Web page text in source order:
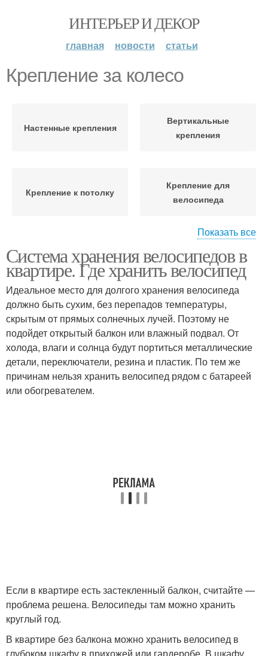
ИНТЕРЬЕР И ДЕКОР
главная новости статьи
Крепление за колесо
Настенные крепления
Вертикальные
крепления
Крепление к потолку
Крепление для
велосипеда
хранения
Потолочное крепление
Показать все
Система хранения велосипедов в
квартире. Где хранить велосипед
Идеальное место для долгого хранения велосипеда
должно быть сухим, без перепадов температуры,
скрытым от прямых солнечных лучей. Поэтому не
подойдет открытый балкон или влажный подвал. От
холода, влаги и солнца будут портиться металлические
детали, переключатели, резина и пластик. По тем же
причинам нельзя хранить велосипед рядом с батареей
или обогревателем.
Если в квартире есть застекленный балкон, считайте —
проблема решена. Велосипеды там можно хранить
круглый год.
В квартире без балкона можно хранить велосипед в